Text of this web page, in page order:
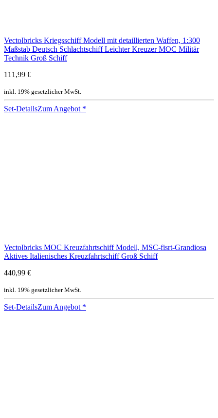
Vectolbricks Kriegsschiff Modell mit detaillierten Waffen, 1:300
Maßstab Deutsch Schlachtschiff Leichter Kreuzer MOC Militär
Technik Groß Schiff
111,99 €
inkl. 19% gesetzlicher MwSt.
Set-DetailsZum Angebot *
Vectolbricks MOC Kreuzfahrtschiff Modell, MSC-fisrt-Grandiosa
Aktives Italienisches Kreuzfahrtschiff Groß Schiff
440,99 €
inkl. 19% gesetzlicher MwSt.
Set-DetailsZum Angebot *